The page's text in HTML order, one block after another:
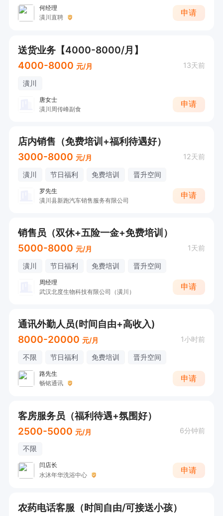
何经理
潢川直聘
申请
送货业务【4000-8000/月】
4000-8000 元/月 13天前
潢川
唐女士
潢川周传峰副食
申请
店内销售（免费培训+福利待遇好）
3000-8000 元/月 12天前
潢川 节日福利 免费培训 晋升空间
罗先生
潢川县新跑汽车销售服务有限公司
申请
销售员（双休+五险一金+免费培训）
5000-8000 元/月 1天前
潢川 节日福利 免费培训 晋升空间
周经理
武汉北度生物科技有限公司（潢川）
申请
通讯外勤人员(时间自由+高收入)
8000-20000 元/月 1小时前
不限 节日福利 免费培训 晋升空间
路先生
畅铭通讯
申请
客房服务员（福利待遇+氛围好）
2500-5000 元/月 6分钟前
不限
闫店长
水沐年华洗浴中心
申请
农药电话客服（时间自由/可接送小孩）